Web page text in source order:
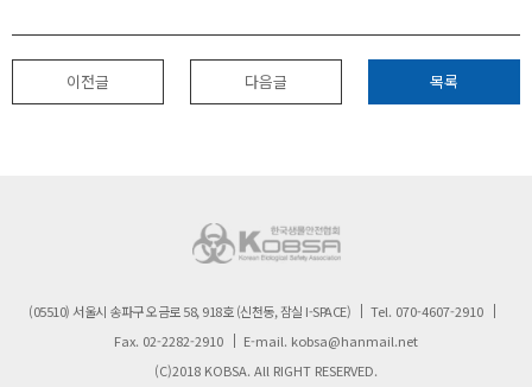
이전글 다음글 목록
(05510) 서울시 송파구 오금로 58, 918호 (신천동, 잠실 I-SPACE) Tel. 070-4607-2910
Fax. 02-2282-2910 E-mail. kobsa@hanmail.net
(C)2018 KOBSA. All RIGHT RESERVED.